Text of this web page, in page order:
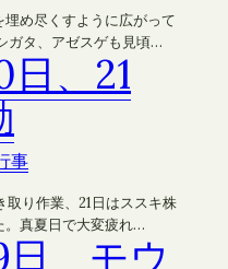
め尽くすように広がって
ガタ、アゼスゲも見頃…
、21
事
り作業、21日はススキ株
。真夏日で大変疲れ…
日 モウ